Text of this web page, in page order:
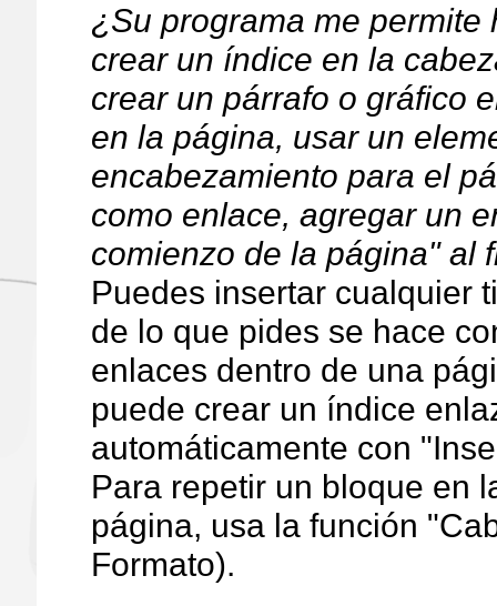
¿Su programa me
crear un índice en la
crear un párrafo o gráfico
en la página, usar un
encabezamiento para el
como enlace, agregar un
comienzo de la página" al
Puedes insertar cualquier
de lo que pides se hace
enlaces dentro de una
puede crear un índice
automáticamente con
Para repetir un bloque en
página, usa la función
Formato).